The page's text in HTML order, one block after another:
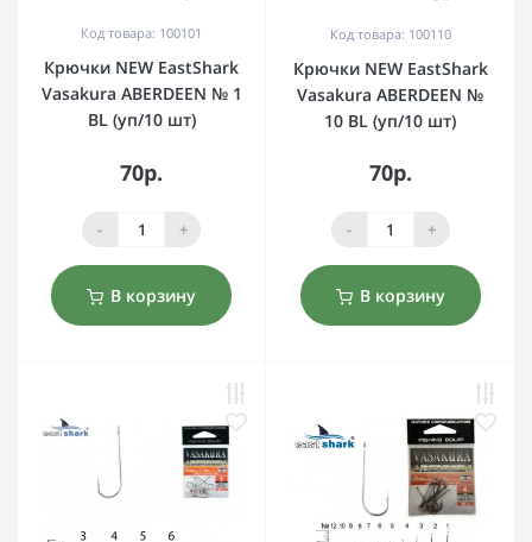
Код товара: 100101
Крючки NEW EastShark
Vasakura ABERDEEN № 1
BL (уп/10 шт)
70р.
- +
В корзину
Код товара: 100110
Крючки NEW EastShark
Vasakura ABERDEEN №
10 BL (уп/10 шт)
70р.
- +
В корзину